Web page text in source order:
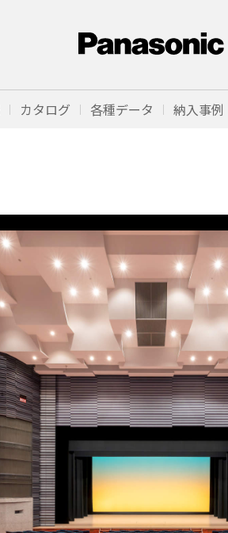
カタログ 各種データ 納入事例